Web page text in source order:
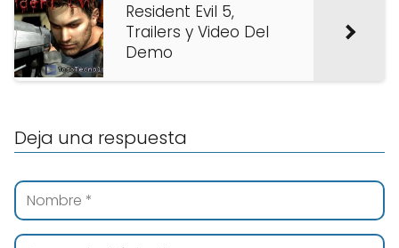
Resident Evil 5,
Trailers y Video Del
Demo
Deja una respuesta